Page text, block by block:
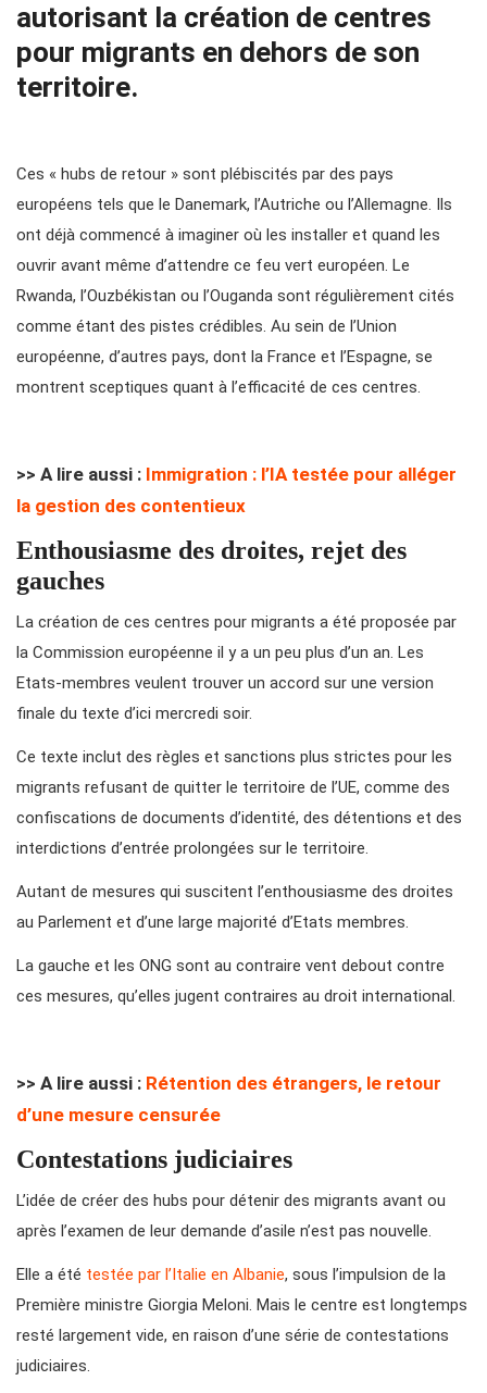
autorisant la création de centres
pour migrants en dehors de son
territoire.
Ces « hubs de retour » sont plébiscités par des pays
européens tels que le Danemark, l’Autriche ou l’Allemagne. Ils
ont déjà commencé à imaginer où les installer et quand les
ouvrir avant même d’attendre ce feu vert européen. Le
Rwanda, l’Ouzbékistan ou l’Ouganda sont régulièrement cités
comme étant des pistes crédibles. Au sein de l’Union
européenne, d’autres pays, dont la France et l’Espagne, se
montrent sceptiques quant à l’efficacité de ces centres.
>> A lire aussi : Immigration : l’IA testée pour alléger
la gestion des contentieux
Enthousiasme des droites, rejet des
gauches
La création de ces centres pour migrants a été proposée par
la Commission européenne il y a un peu plus d’un an. Les
Etats-membres veulent trouver un accord sur une version
finale du texte d’ici mercredi soir.
Ce texte inclut des règles et sanctions plus strictes pour les
migrants refusant de quitter le territoire de l’UE, comme des
confiscations de documents d’identité, des détentions et des
interdictions d’entrée prolongées sur le territoire.
Autant de mesures qui suscitent l’enthousiasme des droites
au Parlement et d’une large majorité d’Etats membres.
La gauche et les ONG sont au contraire vent debout contre
ces mesures, qu’elles jugent contraires au droit international.
>> A lire aussi : Rétention des étrangers, le retour
d’une mesure censurée
Contestations judiciaires
L’idée de créer des hubs pour détenir des migrants avant ou
après l’examen de leur demande d’asile n’est pas nouvelle.
Elle a été testée par l’Italie en Albanie, sous l’impulsion de la
Première ministre Giorgia Meloni. Mais le centre est longtemps
resté largement vide, en raison d’une série de contestations
judiciaires.